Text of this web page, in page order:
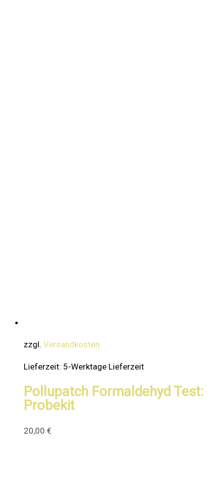
zzgl. Versandkosten
Lieferzeit: 5-Werktage Lieferzeit
Pollupatch Formaldehyd Test:
Probekit
20,00 €